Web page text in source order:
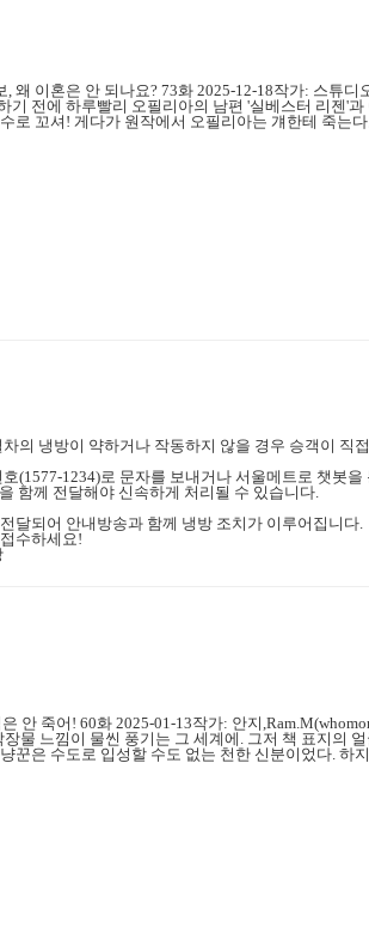
왜 이혼은 안 되나요? 73화 2025-12-18작가: 스튜
기 전에 하루빨리 오필리아의 남편 '실베스터 리젠'
로 꼬셔! 게다가 원작에서 오필리아는 걔한테 죽는
의 냉방이 약하거나 작동하지 않을 경우 승객이 직
(1577-1234)로 문자를 보내거나 서울메트로 챗봇을
함께 전달해야 신속하게 처리될 수 있습니다.
달되어 안내방송과 함께 냉방 조치가 이루어집니다.
수하세요!
안 죽어! 60화 2025-01-13작가: 안지
물 느낌이 물씬 풍기는 그 세계에. 그저 책 표지의
꾼은 수도로 입성할 수도 없는 천한 신분이었다. 하